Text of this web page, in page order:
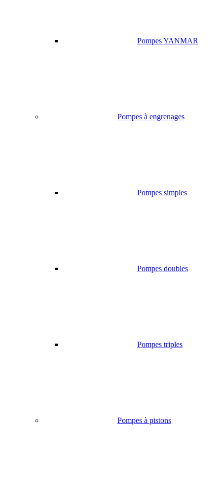
Pompes YANMAR
Pompes à engrenages
Pompes simples
Pompes doubles
Pompes triples
Pompes à pistons